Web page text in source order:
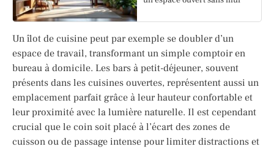
Un îlot de cuisine peut par exemple se doubler d’un
espace de travail, transformant un simple comptoir en
bureau à domicile. Les bars à petit-déjeuner, souvent
présents dans les cuisines ouvertes, représentent aussi un
emplacement parfait grâce à leur hauteur confortable et
leur proximité avec la lumière naturelle. Il est cependant
crucial que le coin soit placé à l’écart des zones de
cuisson ou de passage intense pour limiter distractions et